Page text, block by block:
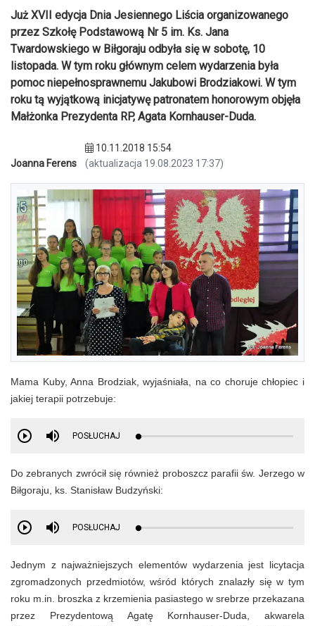
Już XVII edycja Dnia Jesiennego Liścia organizowanego
przez Szkołę Podstawową Nr 5 im. Ks. Jana
Twardowskiego w Biłgoraju odbyła się w sobotę, 10
listopada. W tym roku głównym celem wydarzenia była
pomoc niepełnosprawnemu Jakubowi Brodziakowi. W tym
roku tą wyjątkową inicjatywę patronatem honorowym objęła
Małżonka Prezydenta RP, Agata Kornhauser-Duda.
Joanna Ferens
10.11.2018 15:54
(aktualizacja 19.08.2023 17:37)
Mama Kuby, Anna Brodziak, wyjaśniała, na co choruje chłopiec i
jakiej terapii potrzebuje:
POSŁUCHAJ
Do zebranych zwrócił się również proboszcz parafii św. Jerzego w
Biłgoraju, ks. Stanisław Budzyński:
POSŁUCHAJ
Jednym z najważniejszych elementów wydarzenia jest licytacja
zgromadzonych przedmiotów, wśród których znalazły się w tym
roku m.in. broszka z krzemienia pasiastego w srebrze przekazana
przez Prezydentową Agatę Kornhauser-Duda, akwarela